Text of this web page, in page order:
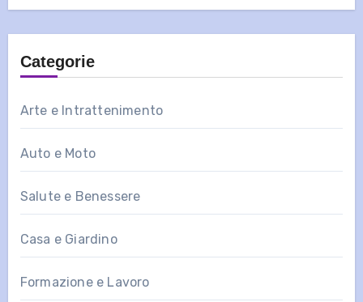
Categorie
Arte e Intrattenimento
Auto e Moto
Salute e Benessere
Casa e Giardino
Formazione e Lavoro